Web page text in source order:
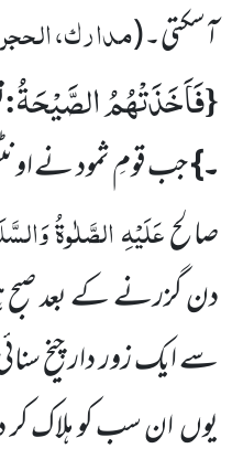
آسکتی۔(مدارک،
{فَاَخَذَتْهُمُ الصَّیْحَةُ:
۔}جب قومِ ثمود نے
صالحعَلَیْہِ الصَّلٰوۃُ
دن گزرنے کے بعد صبح
سے ایک زور دار چیخ
یوںان سب کو ہلاک کر